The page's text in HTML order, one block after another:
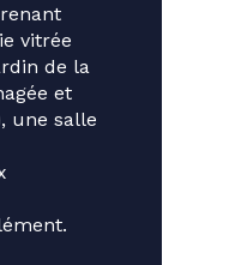
vitrée
de la
et
une salle